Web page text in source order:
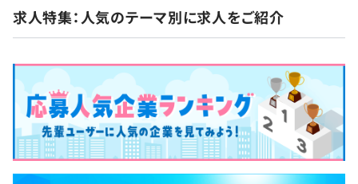
無期雇用
3カ月（待遇の変更はありません）
・通信教育支援
・オンライン英会話（グループ会社内サービス）の無料受
など
メンター制度の有無
あり
キャリアコンサルティング制度の有無及びその内容
なし
社内検定等の制度の有無及びその内容
求人特集：人気のテーマ別に求人をご紹介